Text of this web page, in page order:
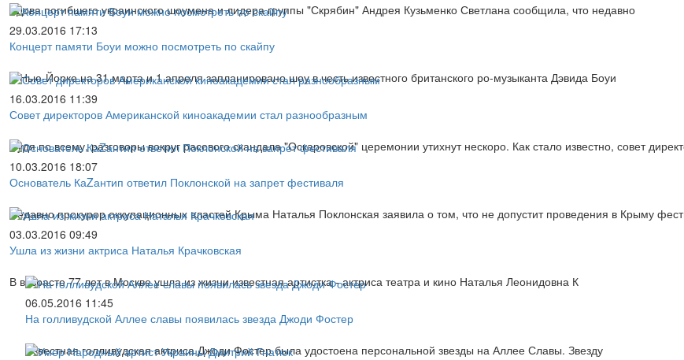
Вдова погибшего украинского шоумена и лидера группы "Скрябин" Андрея Кузьменко Светлана сообщила, что недавно
29.03.2016 17:13
Концерт памяти Боуи можно посмотреть по скайпу
В Нью-Йорке на 31 марта и 1 апреля запланировано шоу в честь известного британского ро-музыканта Дэвида Боуи
16.03.2016 11:39
Совет директоров Американской киноакадемии стал разнообразным
Судя по всему, разговоры вокруг расового скандала "Оскаровской" церемонии утихнут нескоро. Как стало известно, совет
10.03.2016 18:07
Основатель КаZантип ответил Поклонской на запрет фестиваля
Недавно прокурор оккупационных властей Крыма Наталья Поклонская заявила о том, что не допустит проведения в Крыму
03.03.2016 09:49
Ушла из жизни актриса Наталья Крачковская
В возрасте 77 лет в Москве ушла из жизни известная артистка - актриса театра и кино Наталья Леонидовна К
06.05.2016 11:45
На голливудской Аллее славы появилась звезда Джоди Фостер
Известная голливудская актриса Джоди Фостер была удостоена персональной звезды на Аллее Славы. Звезду